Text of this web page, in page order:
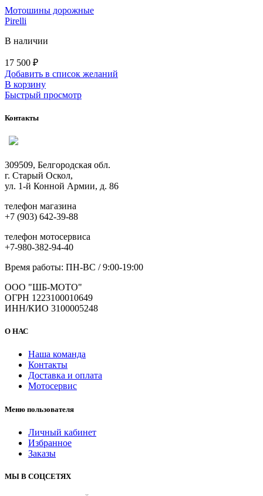
Мотошины дорожные
Pirelli
В наличии
17 500 ₽
Добавить в список желаний
В корзину
Быстрый просмотр
Контакты
309509, Белгородская обл.
г. Старый Оскол,
ул. 1-й Конной Армии, д. 86
телефон магазина
+7 (903) 642-39-88
телефон мотосервиса
+7-980-382-94-40
Время работы: ПН-ВС / 9:00-19:00
ООО "ШБ-МОТО"
ОГРН 1223100010649
ИНН/КИО 3100005248
О НАС
Наша команда
Контакты
Доставка и оплата
Мотосервис
Меню пользователя
Личный кабинет
Избранное
Заказы
МЫ В СОЦСЕТЯХ